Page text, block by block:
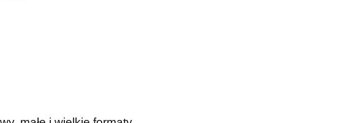
Zobacz całą ofertę